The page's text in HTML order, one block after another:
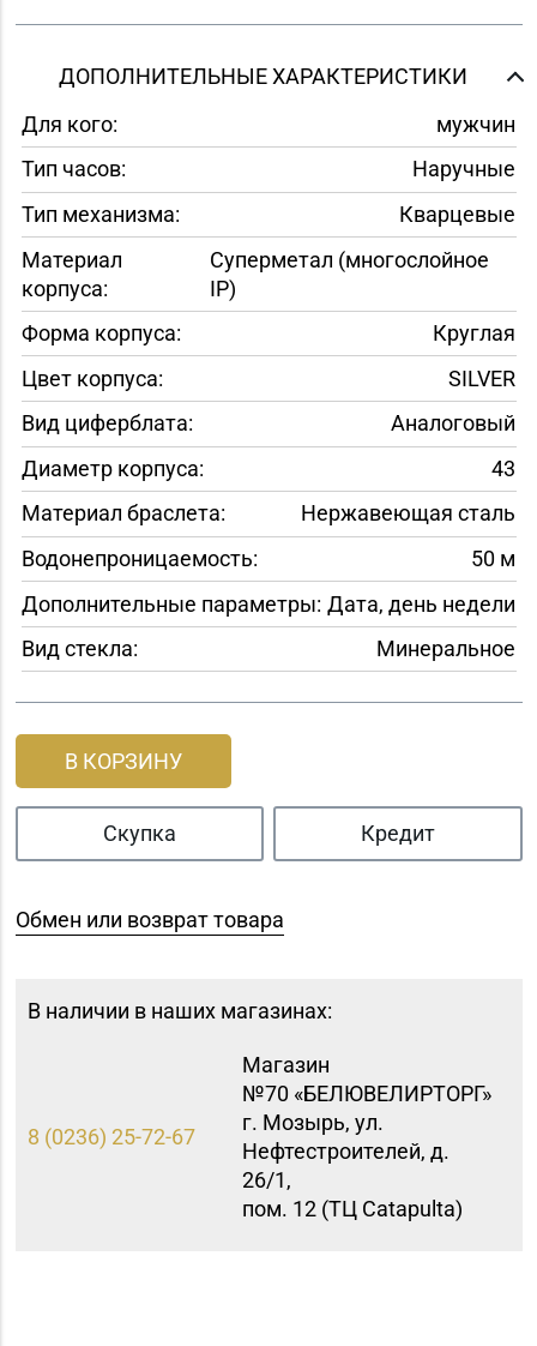
ДОПОЛНИТЕЛЬНЫЕ ХАРАКТЕРИСТИКИ
Для кого:
мужчин
Тип часов:
Наручные
Тип механизма:
Кварцевые
Материал
корпуса:
Суперметал (многослойное
IP)
Форма корпуса:
Круглая
Цвет корпуса:
SILVER
Вид циферблата:
Аналоговый
Диаметр корпуса:
43
Материал браслета:
Нержавеющая сталь
Водонепроницаемость:
50 м
Дополнительные параметры: Дата, день недели
Вид стекла:
Минеральное
В КОРЗИНУ
Скупка Кредит
Обмен или возврат товара
В наличии в наших магазинах:
8 (0236) 25-72-67
Магазин
№70 «БЕЛЮВЕЛИРТОРГ»
г. Мозырь, ул.
Нефтестроителей, д.
26/1,
пом. 12 (ТЦ Catapulta)